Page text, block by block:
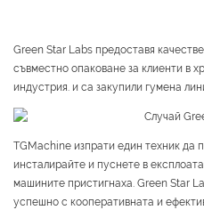
Green Star Labs предоставя
съвместно опаковане за клиенти в
индустрия. и са закупили гумена
TGMachine изпрати един техник да
инсталирайте и пуснете в
машините пристигнаха. Green Star
успешно с кооперативната и